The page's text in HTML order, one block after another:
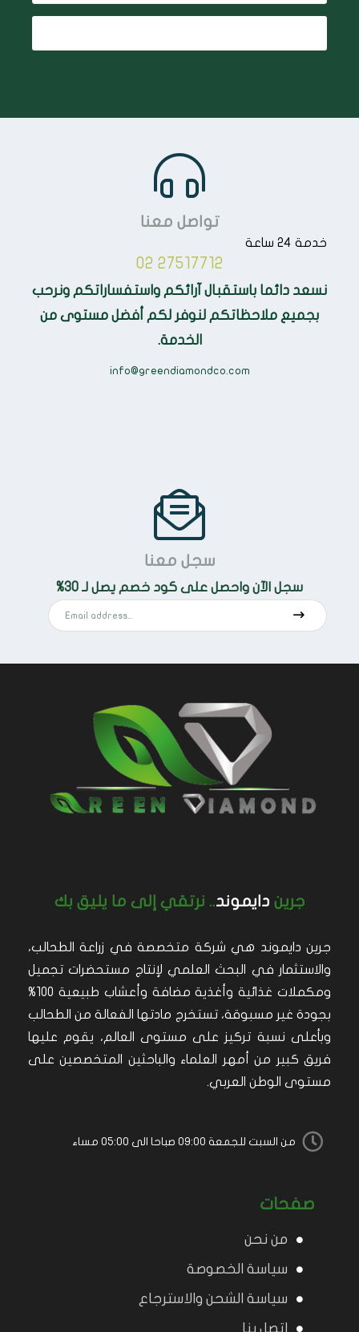
تواصل معنا
خدمة 24 ساعة
02 27517712
نسعد دائما باستقبال آرائكم واستفساراتكم ونرحب
بجميع ملاحظاتكم لنوفر لكم أفضل مستوى من
الخدمة.
info@greendiamondco.com
سجل معنا
سجل الآن واحصل على كود خصم يصل لـ 30%
جرين دايموند.. نرتقي إلى ما يليق بك
جرين دايموند هي شركة متخصصة في زراعة الطحالب،
والاستثمار في البحث العلمي لإنتاج مستحضرات تجميل
ومكملات غذائية وأغذية مضافة وأعشاب طبيعية 100%
بجودة غير مسبوقة، تستخرج مادتها الفعالة من الطحالب
وبأعلى نسبة تركيز على مستوى العالم، يقوم عليها
فريق كبير من أمهر العلماء والباحثين المتخصصين على
مستوى الوطن العربي.
من السبت للجمعة 09:00 صباحا الى 05:00 مساء
صفحات
من نحن
سياسة الخصوصة
سياسة الشحن والاسترجاع
اتصل بنا